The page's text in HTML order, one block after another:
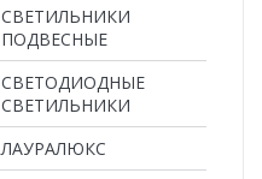
СВЕТИЛЬНИКИ
ПОДВЕСНЫЕ
СВЕТОДИОДНЫЕ
СВЕТИЛЬНИКИ
ЛАУРАЛЮКС